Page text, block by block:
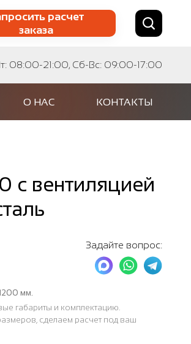
расчет
заказа
Найти по артикулу
08:00-21:00, Сб-Вс: 09:00-17:00
О НАС КОНТАКТЫ
с вентиляцией
Задайте вопрос:
мм.
габариты и комплектацию.
сделаем расчет под ваш